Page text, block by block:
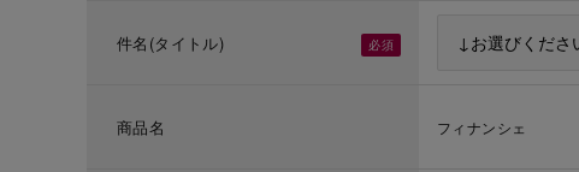
件名(タイトル)
商品名 フィナンシェ